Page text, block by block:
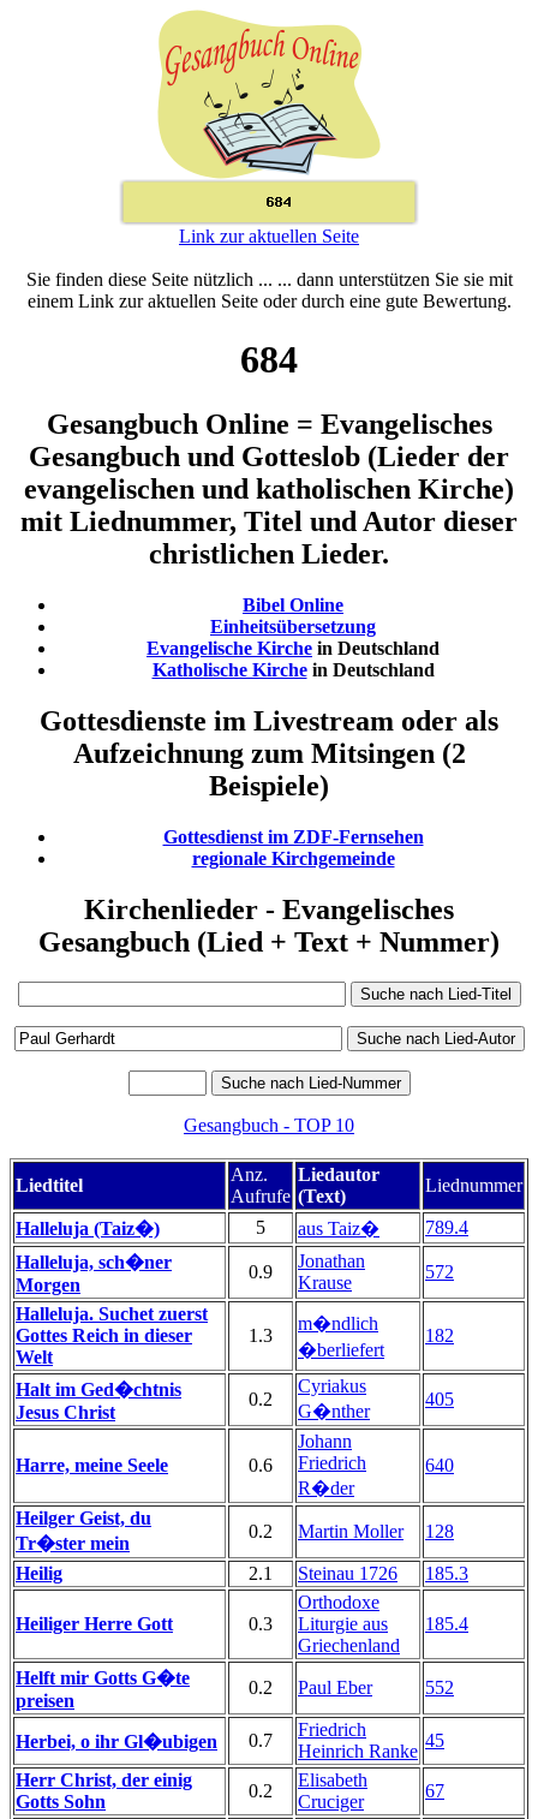
Link zur aktuellen Seite
Sie finden diese Seite nützlich ... ... dann unterstützen Sie sie mit
einem Link zur aktuellen Seite oder durch eine gute Bewertung.
684
Gesangbuch Online = Evangelisches
Gesangbuch und Gotteslob (Lieder der
evangelischen und katholischen Kirche)
mit Liednummer, Titel und Autor dieser
christlichen Lieder.
Bibel Online
Einheitsübersetzung
Evangelische Kirche in Deutschland
Katholische Kirchein Deutschland
Gottesdienste im Livestream oder als
Aufzeichnung zum Mitsingen (2
Beispiele)
Gottesdienst im ZDF-Fernsehen
regionale Kirchgemeinde
Kirchenlieder - Evangelisches
Gesangbuch (Lied + Text + Nummer)
Gesangbuch - TOP 10
Liedtitel
Anz.
Aufrufe
Liedautor
(Text)
Liednummer
Halleluja (Taiz�) 5 aus Taiz�
789.4
Halleluja, sch�ner
Morgen
0.9
Jonathan
Krause
572
Halleluja. Suchet zuerst
Gottes Reich in dieser
Welt
1.3
m�ndlich
�berliefert
182
Halt im Ged�chtnis
Jesus Christ
0.2
Cyriakus
G�nther
405
Harre, meine Seele 0.6
Johann
Friedrich
R�der
640
Heilger Geist, du
Tr�ster mein
0.2 Martin Moller 128
Heilig 2.1 Steinau 1726 185.3
Heiliger Herre Gott 0.3
Orthodoxe
Liturgie aus
Griechenland
185.4
Helft mir Gotts G�te
preisen
0.2 Paul Eber 552
Herbei, o ihr Gl�ubigen 0.7
Friedrich
Heinrich Ranke
45
Herr Christ, der einig
Gotts Sohn
0.2
Elisabeth
Cruciger
67